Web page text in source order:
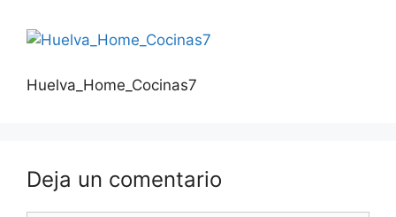
Huelva_Home_Cocinas7
Deja un comentario